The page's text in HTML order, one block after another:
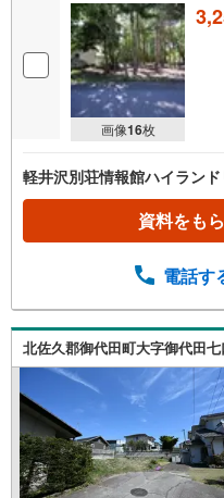
画像16枚
軽井沢別荘情報館ハイランド
資料をも
電話す
北佐久郡御代田町大字御代田七